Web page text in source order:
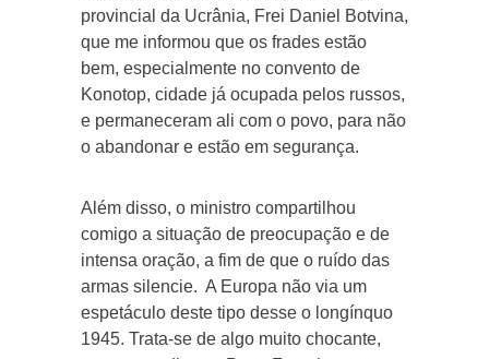
provincial da Ucrânia, Frei Daniel Botvina,
que me informou que os frades estão
bem, especialmente no convento de
Konotop, cidade já ocupada pelos russos,
e permaneceram ali com o povo, para não
o abandonar e estão em segurança.
Além disso, o ministro compartilhou
comigo a situação de preocupação e de
intensa oração, a fim de que o ruído das
armas silencie. A Europa não via um
espetáculo deste tipo desse o longínquo
1945. Trata-se de algo muito chocante,